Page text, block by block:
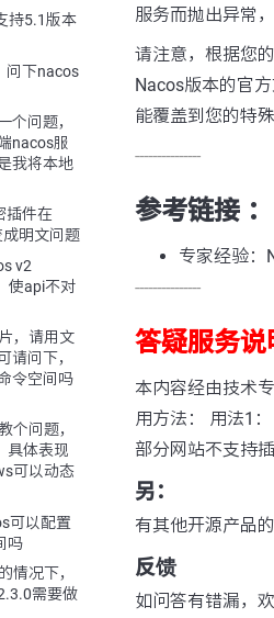
持5.1版本
问下nacos
个问题，
nacos服
我将本地
插件在
明文问题
v2
使api不对
，请用文
请问下，
令空间吗
个问题，
具体表现
可以动态
可以配置
吗
情况下，
需要做
服务而抛出异常
请注意，根据您
Nacos版本的官
能覆盖到您的特
---------------
参考链接 ：
专家经验：
---------------
答疑服务说
本内容经由技术
用方法： 用法1
部分网站不支持
另：
有其他开源产品
反馈
如问答有错漏，欢